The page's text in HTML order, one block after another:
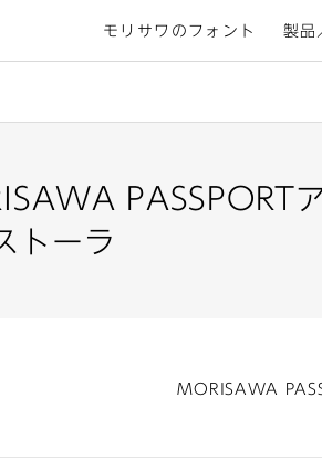
モリサワのフォント 製品
PASSPORT
トーラ
MORISAWA